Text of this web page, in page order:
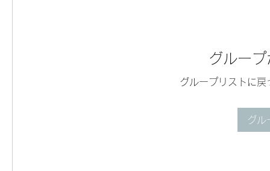
グルー
グループリストに
グル